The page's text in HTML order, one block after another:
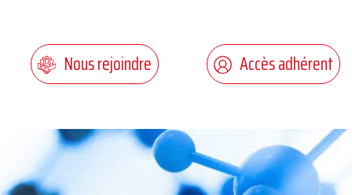
Nous rejoindre Accès adhérent